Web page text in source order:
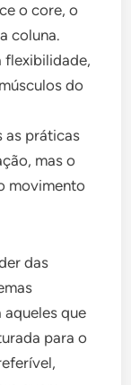
o core, o
coluna.
flexibilidade,
do
as práticas
mas o
movimento
das
que
para o